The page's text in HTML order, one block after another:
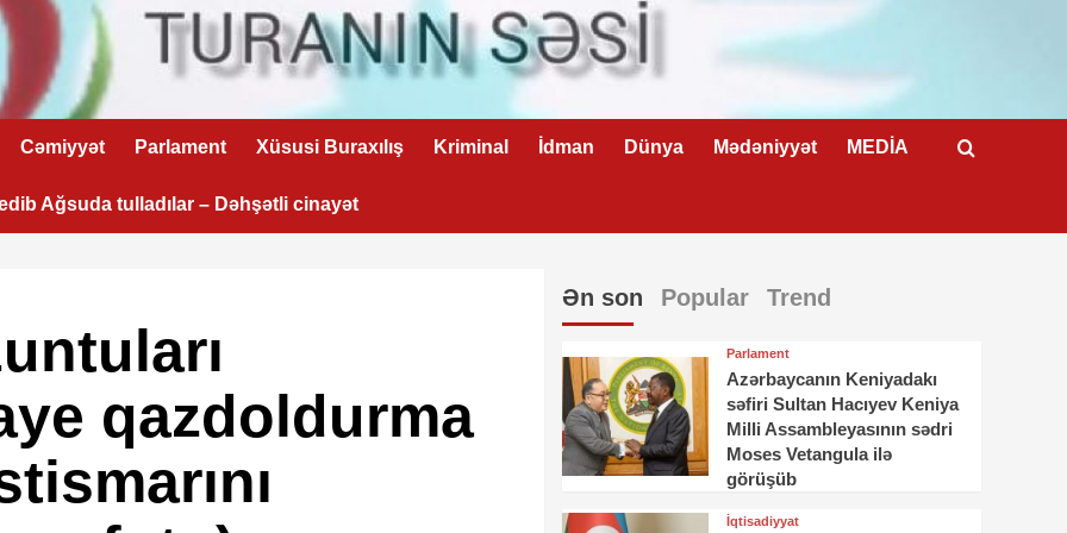
Cəmiyyət Parlament Xüsusi Buraxılış Kriminal İdman Dünya Mədəniyyət MEDİA
Ağsuda tulladılar – Dəhşətli cinayət
qazdoldurma
Ən son Popular Trend
Parlament
Azərbaycanın Keniyadakı
səfiri Sultan Hacıyev Keniya
Milli Assambleyasının sədri
Moses Vetangula ilə
görüşüb
İqtisadiyyat